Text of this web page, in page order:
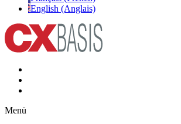
English (Anglais)
Menü